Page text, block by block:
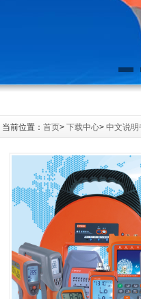
当前位置： 首页> 下载中心> 中文说明